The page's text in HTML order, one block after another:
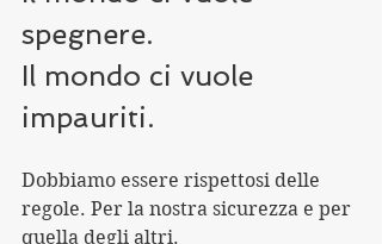
spegnere.
Il mondo ci vuole
impauriti.
Dobbiamo essere rispettosi delle
regole. Per la nostra sicurezza e per
quella degli altri.